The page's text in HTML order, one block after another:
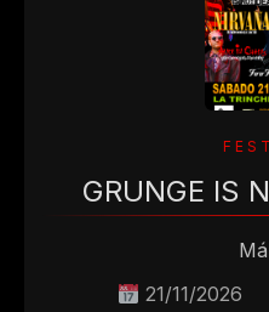
GRUNGE IS
21/11/2026